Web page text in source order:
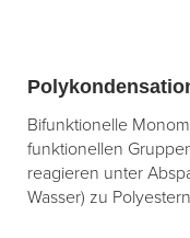
Bifunktionelle
funktionellen
reagieren unter
Wasser) zu